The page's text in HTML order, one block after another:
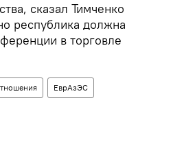
сказал Тимченко
республика должна
в торговле
ЕврАзЭС